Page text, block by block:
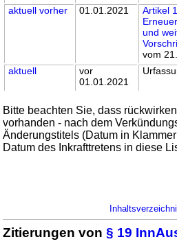
aktuell vorher 01.01.2021
Artikel
und
vom
aktuell
vor
01.01.2021
Bitte beachten Sie, dass
vorhanden - nach dem
Änderungstitels (Datum in
Datum des Inkrafttretens in diese
Zitierungen von§ 19